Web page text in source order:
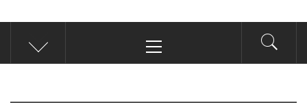
principal